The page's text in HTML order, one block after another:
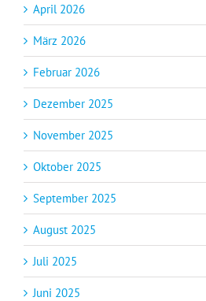
April 2026
März 2026
Februar 2026
Dezember 2025
November 2025
Oktober 2025
September 2025
August 2025
Juli 2025
Juni 2025